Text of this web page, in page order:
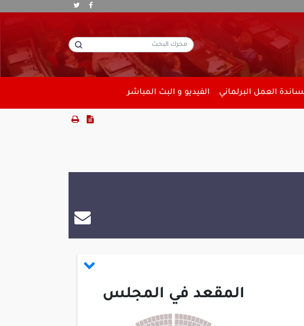
العمل البرلماني الفيديو و البث المباشر
المقعد في المجلس